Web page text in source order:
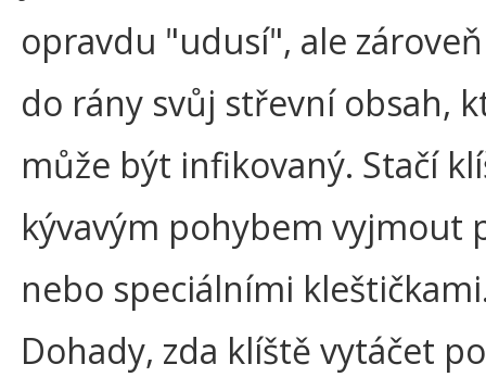
opravdu "udusí", ale
do rány svůj střevní obsah,
může být infikovaný. Stačí
kývavým pohybem vyjmout
nebo speciálními
Dohady, zda klíště vytáčet